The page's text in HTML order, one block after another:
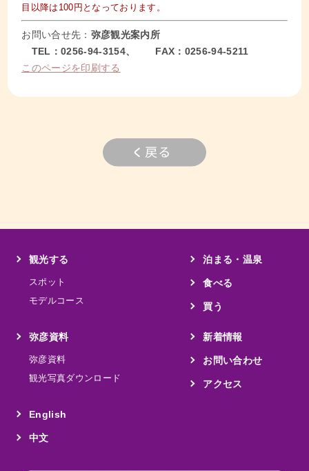
目以降は100円となっております。
お問い合せ先： 弥彦観光案内所
TEL：0256-94-3154、 FAX：0256-94-5211
このページを印刷する
観光する
スポット
モデルコース
泊まる・温泉
食べる
買う
弥彦資料
弥彦資料
観光写真ダウンロード
新着情報
お問い合わせ
アクセス
English
中文